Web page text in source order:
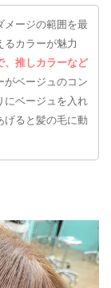
メージの範囲を最
るカラーが魅力
、推しカラーなど
がベージュのコン
にベージュを入れ
げると髪の毛に動